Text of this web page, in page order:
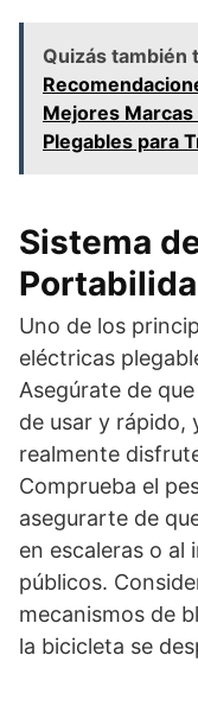
Quizás también
Mejores
Plegables para
Sistema
Uno de los
eléctricas
Asegúrate de
de usar y rápido,
realmente
Comprueba el
asegurarte de
en escaleras o
públicos.
mecanismos de
la bicicleta se